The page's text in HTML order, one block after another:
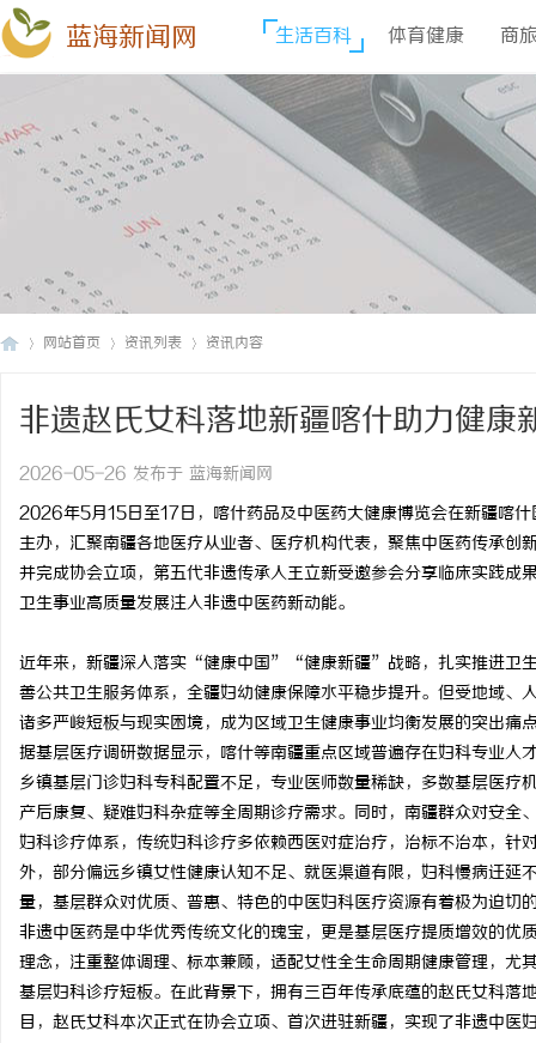
蓝海新闻网 生活百科 体育健康 商
网站首页 资讯列表 资讯内容
非遗赵氏女科落地新疆喀什助力健康
2026-05-26 发布于 蓝海新闻网
2026年5月15日至17日，喀什药品及中医药大健康博览会在新疆喀
主办，汇聚南疆各地医疗从业者、医疗机构代表，聚焦中医药传承
并完成协会立项，第五代非遗传承人王立新受邀参会分享临床实践
卫生事业高质量发展注入非遗中医药新动能。
近年来，新疆深入落实“健康中国”“健康新疆”战略，扎实推进卫
善公共卫生服务体系，全疆妇幼健康保障水平稳步提升。但受地域
诸多严峻短板与现实困境，成为区域卫生健康事业均衡发展的突出痛
据基层医疗调研数据显示，喀什等南疆重点区域普遍存在妇科专业
乡镇基层门诊妇科专科配置不足，专业医师数量稀缺，多数基层医
产后康复、疑难妇科杂症等全周期诊疗需求。同时，南疆群众对安
妇科诊疗体系，传统妇科诊疗多依赖西医对症治疗，治标不治本，
外，部分偏远乡镇女性健康认知不足、就医渠道有限，妇科慢病迁
量，基层群众对优质、普惠、特色的中医妇科医疗资源有着极为迫切
非遗中医药是中华优秀传统文化的瑰宝，更是基层医疗提质增效的
理念，注重整体调理、标本兼顾，适配女性全生命周期健康管理，
基层妇科诊疗短板。在此背景下，拥有三百年传承底蕴的赵氏女科
目，赵氏女科本次正式在协会立项、首次进驻新疆，实现了非遗中医